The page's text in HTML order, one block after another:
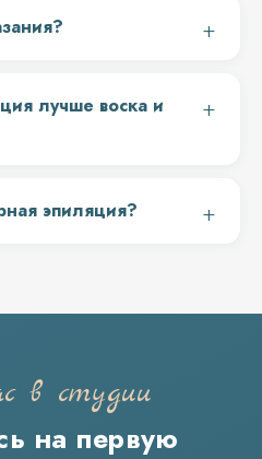
лучше воска и
эпиляция?
в студии
на первую